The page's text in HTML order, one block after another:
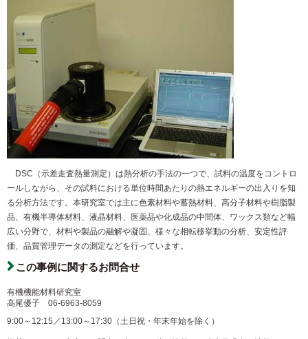
DSC（示差走査熱量測定）は熱分析の手法の一つで、試料の温度をコントロ
ールしながら、その試料における単位時間あたりの熱エネルギーの出入りを知
る分析方法です。本研究室では主に色素材料や蓄熱材料、高分子材料や樹脂製
品、有機半導体材料、液晶材料、医薬品や化成品の中間体、ワックス類など幅
広い分野で、材料や製品の融解や凝固、様々な相転移挙動の分析、安定性評
価、品質管理データの測定などを行っています。
この事例に関するお問合せ
有機機能材料研究室
高尾優子 06-6963-8059
9:00～12:15／13:00～17:30（土日祝・年末年始を除く）